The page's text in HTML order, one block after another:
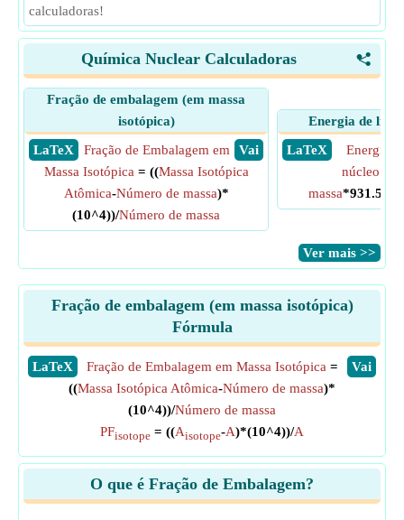
calculadoras!
<
Química Nuclear Calculadoras
Fração de embalagem (em massa
isotópica)
​ LaTeX
​ Vai
Fração de Embalagem em
Massa Isotópica = ((Massa Isotópica
Atômica-Número de massa)*
(10^4))/Número de massa
Energia de
​ LaTeX
Energia
núcleo
massa*931.5)/
​Ver mais >>
Fração de embalagem (em massa isotópica)
Fórmula
​LaTeX ​Vai
Fração de Embalagem em Massa Isotópica =
((Massa Isotópica Atômica-Número de massa)*
(10^4))/Número de massa
PFisotope = ((Aisotope-A)*(10^4))/A
O que é Fração de Embalagem?